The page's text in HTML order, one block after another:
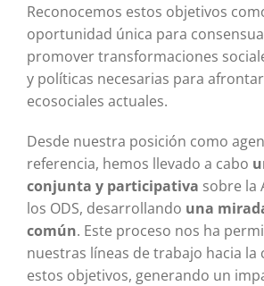
Reconocemos estos objetivos
oportunidad única para
promover transformaciones
y políticas necesarias para
ecosociales actuales.
Desde nuestra posición como
referencia, hemos llevado a cabo
conjunta y participativa sobre la
los ODS, desarrollando una
común. Este proceso nos ha
nuestras líneas de trabajo hacia la
estos objetivos, generando un